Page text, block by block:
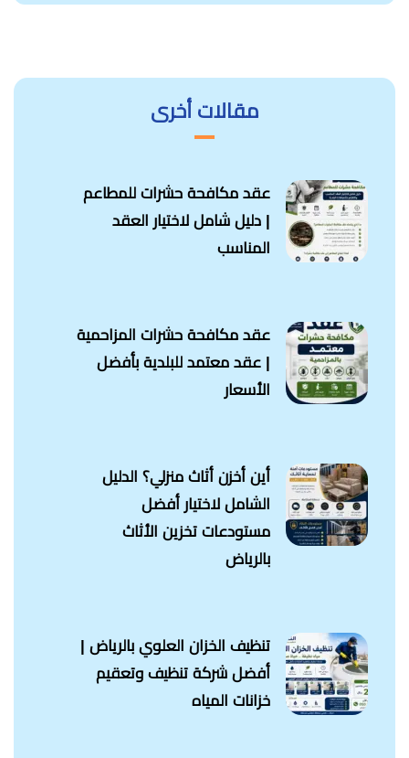
مقالات أخرى
عقد مكافحة حشرات للمطاعم
| دليل شامل لاختيار العقد
المناسب
عقد مكافحة حشرات المزاحمية
| عقد معتمد للبلدية بأفضل
الأسعار
أين أخزن أثاث منزلي؟ الدليل
الشامل لاختيار أفضل
مستودعات تخزين الأثاث
بالرياض
تنظيف الخزان العلوي بالرياض |
أفضل شركة تنظيف وتعقيم
خزانات المياه